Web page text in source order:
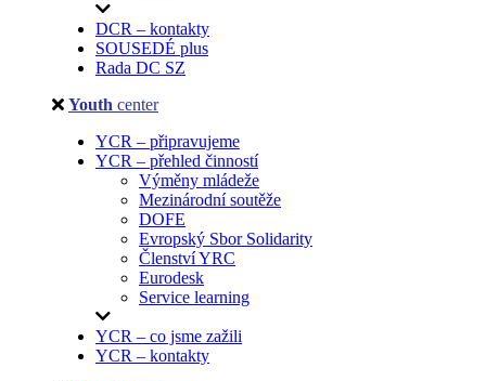
DCR – kontakty
SOUSEDÉ plus
Rada DC SZ
Youth center
YCR – připravujeme
YCR – přehled činností
Výměny mládeže
Mezinárodní soutěže
DOFE
Evropský Sbor Solidarity
Členství YRC
Eurodesk
Service learning
YCR – co jsme zažili
YCR – kontakty